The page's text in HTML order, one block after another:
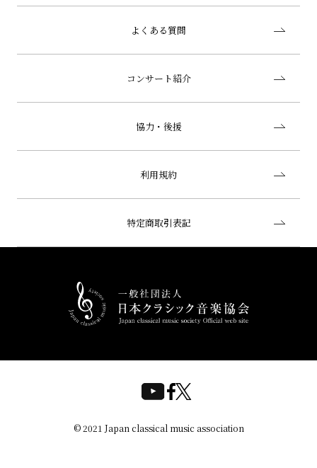
よくある質問
コンサート紹介
協力・後援
利用規約
特定商取引表記
© 2021 Japan classical music association